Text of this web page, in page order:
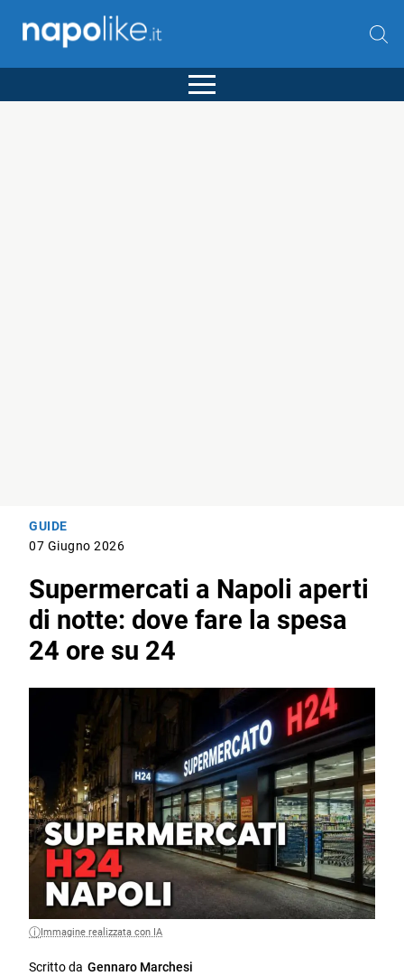
GUIDE
07 Giugno 2026
Supermercati a Napoli aperti
di notte: dove fare la spesa
24 ore su 24
Immagine realizzata con IA
Scritto da Gennaro Marchesi